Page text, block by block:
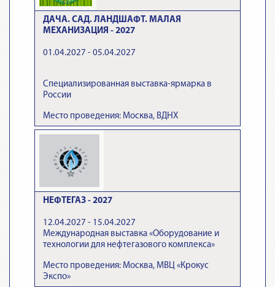
ДАЧА. САД. ЛАНДШАФТ. МАЛАЯ
МЕХАНИЗАЦИЯ - 2027
01.04.2027 - 05.04.2027
Специализированная выставка-ярмарка в
России
Место проведения: Москва, ВДНХ
НЕФТЕГАЗ - 2027
12.04.2027 - 15.04.2027
Международная выставка «Оборудование и
технологии для нефтегазового комплекса»
Место проведения: Москва, МВЦ «Крокус
Экспо»